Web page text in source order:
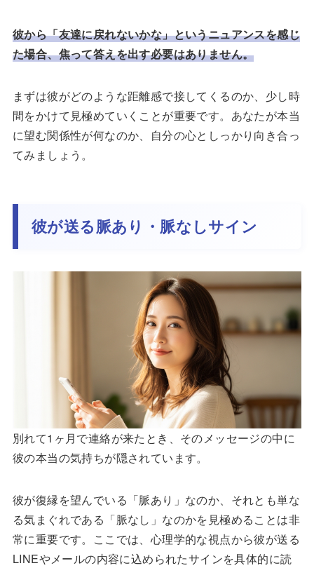
彼から「友達に戻れないかな」というニュアンスを感じ
た場合、焦って答えを出す必要はありません。
まずは彼がどのような距離感で接してくるのか、少し時
間をかけて見極めていくことが重要です。あなたが本当
に望む関係性が何なのか、自分の心としっかり向き合っ
てみましょう。
彼が送る脈あり・脈なしサイン
別れて1ヶ月で連絡が来たとき、そのメッセージの中に
彼の本当の気持ちが隠されています。
彼が復縁を望んでいる「脈あり」なのか、それとも単な
る気まぐれである「脈なし」なのかを見極めることは非
常に重要です。ここでは、心理学的な視点から彼が送る
LINEやメールの内容に込められたサインを具体的に読